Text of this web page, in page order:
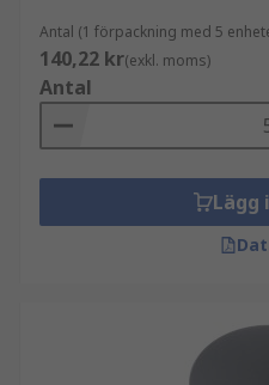
Antal (1 förpackning med 5
140,22 kr(exkl. moms)
Antal
Lägg